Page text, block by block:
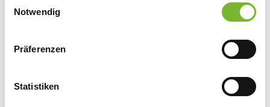
Datenschutzerklärung
Notwendig
Präferenzen
Statistiken
50389 Wesseling
Mail:akademie@gezeitenhaus.de